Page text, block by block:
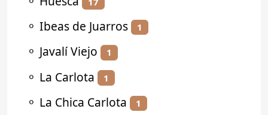
⚬ Ibeas de Juarros 1
⚬ Javalí Viejo 1
⚬ La Carlota 1
⚬ La Chica Carlota 1